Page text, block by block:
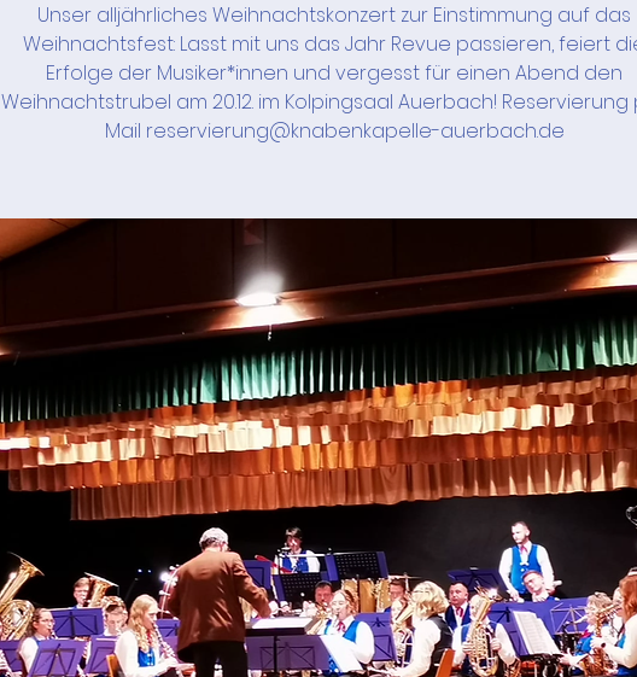
Unser alljährliches Weihnachtskonzert zur Einstimmung auf das
Weihnachtsfest: Lasst mit uns das Jahr Revue passieren, feiert
Erfolge der Musiker*innen und vergesst für einen Abend den
Weihnachtstrubel am 20.12. im Kolpingsaal Auerbach! Reservierung
Mail reservierung@knabenkapelle-auerbach.de